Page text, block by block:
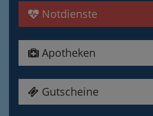
Notdienste
Apotheken
Gutscheine